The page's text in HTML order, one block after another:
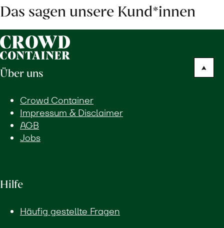
Das sagen unsere Kund*innen
Über uns
Crowd Container
Impressum & Disclaimer
AGB
Jobs
Hilfe
Häufig gestellte Fragen